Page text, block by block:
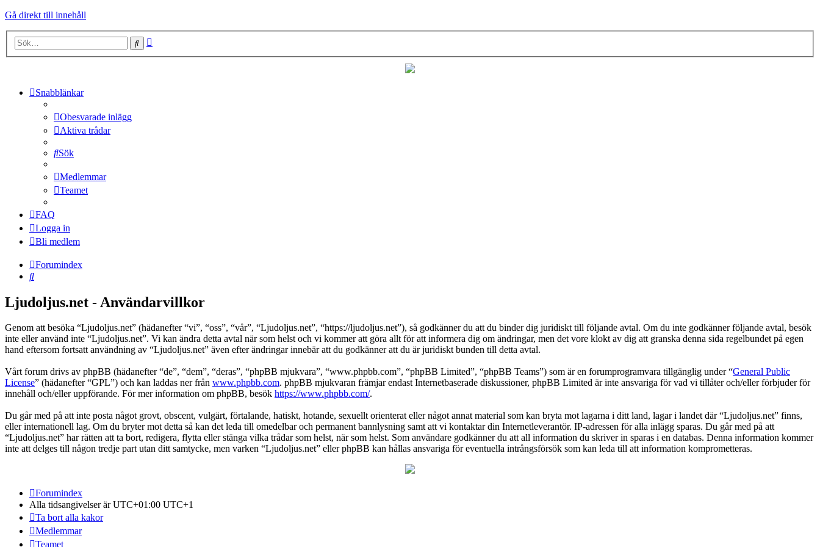
Gå direkt till innehåll
Sök
Snabblänkar
Obesvarade inlägg
Aktiva trådar
Sök
Medlemmar
Teamet
FAQ
Logga in
Bli medlem
Forumindex
Sök
Ljudoljus.net - Användarvillkor
Genom att besöka “Ljudoljus.net” (hädanefter “vi”, “oss”, “vår”, “Ljudoljus.net”, “https://ljudoljus.net”), så godkänner du att du binder dig juridiskt till följande avtal. Om du inte godkänner följande avtal, besök
inte eller använd inte “Ljudoljus.net”. Vi kan ändra detta avtal när som helst och vi kommer att göra allt för att informera dig om ändringar, men det vore klokt av dig att granska denna sida regelbundet på egen
hand eftersom fortsatt användning av “Ljudoljus.net” även efter ändringar innebär att du godkänner att du är juridiskt bunden till detta avtal.
Vårt forum drivs av phpBB (hädanefter “de”, “dem”, “deras”, “phpBB mjukvara”, “www.phpbb.com”, “phpBB Limited”, “phpBB Teams”) som är en forumprogramvara tillgänglig under “General Public
License” (hädanefter “GPL”) och kan laddas ner från www.phpbb.com. phpBB mjukvaran främjar endast Internetbaserade diskussioner, phpBB Limited är inte ansvariga för vad vi tillåter och/eller förbjuder för
innehåll och/eller uppförande. För mer information om phpBB, besök https://www.phpbb.com/.
Du går med på att inte posta något grovt, obscent, vulgärt, förtalande, hatiskt, hotande, sexuellt orienterat eller något annat material som kan bryta mot lagarna i ditt land, lagar i landet där “Ljudoljus.net” finns,
eller internationell lag. Om du bryter mot detta så kan det leda till omedelbar och permanent bannlysning samt att vi kontaktar din Internetleverantör. IP-adressen för alla inlägg sparas. Du går med på att
“Ljudoljus.net” har rätten att ta bort, redigera, flytta eller stänga vilka trådar som helst, när som helst. Som användare godkänner du att all information du skriver in sparas i en databas. Denna information kommer
inte att delges till någon tredje part utan ditt samtycke, men varken “Ljudoljus.net” eller phpBB kan hållas ansvariga för eventuella intrångsförsök som kan leda till att information komprometteras.
Forumindex
Alla tidsangivelser är UTC+01:00 UTC+1
Ta bort alla kakor
Medlemmar
Teamet